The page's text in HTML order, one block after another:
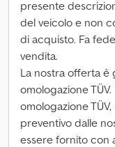
presente
del veicolo e non
di acquisto. Fa
vendita.
La nostra offerta è
omologazione
omologazione
preventivo dalle
essere fornito con